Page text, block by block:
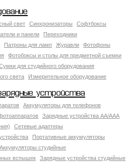
свет Синхронизаторы
Софтбоксы
и панели
Переходники
Патроны для ламп Журавли
Фотофоны
Фотобоксы и столы для предметной съемки
для студийного оборудования
света
Измерительное оборудование
устройства
Аккумуляторы для телефонов
Зарядные устройства AA/AAA
Сетевые адаптеры
Портативные аккумуляторы
Аккумуляторы студийные
вспышек
Зарядные устройства студийные